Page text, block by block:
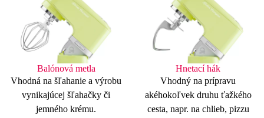
Balónová metla
Vhodná na šľahanie a výrobu
vynikajúcej šľahačky či
jemného krému.
Hnetací hák
Vhodný na prípravu
akéhokoľvek druhu ťažkého
cesta, napr. na chlieb, pizzu